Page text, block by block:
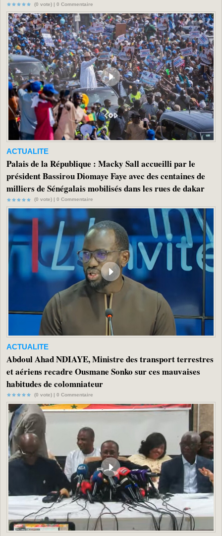
(0 vote) | 0 Commentaire
ACTUALITE
Palais de la République : Macky Sall accueilli par le
président Bassirou Diomaye Faye avec des centaines de
milliers de Sénégalais mobilisés dans les rues de dakar
(0 vote) | 0 Commentaire
ACTUALITE
Abdoul Ahad NDIAYE, Ministre des transport terrestres
et aériens recadre Ousmane Sonko sur ces mauvaises
habitudes de colomniateur
(0 vote) | 0 Commentaire